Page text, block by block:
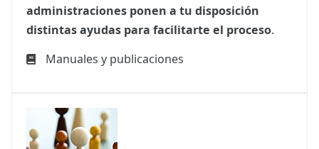
administraciones ponen a tu disposición
distintas ayudas para facilitarte el proceso.
Manuales y publicaciones